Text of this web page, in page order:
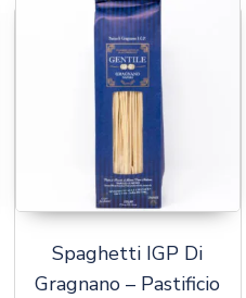
Spaghetti IGP Di
Gragnano – Pastificio